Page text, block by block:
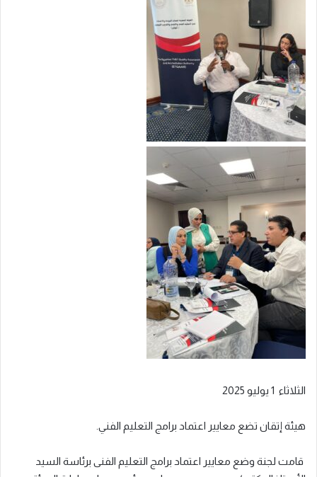
الثلاثاء 1 يوليو 2025
هيئة إتقان تضع معايير اعتماد برامج التعليم الفني.
قامت لجنة وضع معايير اعتماد برامج التعليم الفنى برئاسة السيد